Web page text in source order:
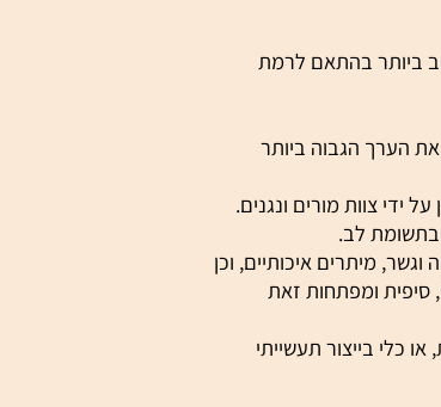
בהתאם לרמת
הגבוה ביותר
מורים ונגנים.
לב.
איכותיים, וכן
ומפתחות זאת
תעשייתי